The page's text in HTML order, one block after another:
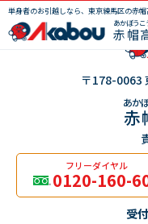
単身者のお引越しなら、東京練馬区の赤帽
あかぼう
赤帽
〒178-0063
あか
赤
フリーダイヤル
0120-160-
受